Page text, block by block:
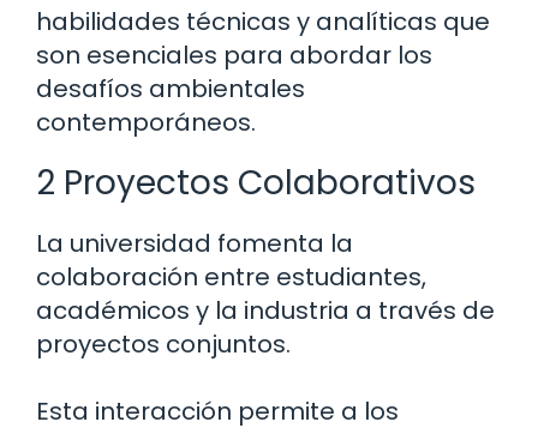
habilidades técnicas y analíticas que
son esenciales para abordar los
desafíos ambientales
contemporáneos.
2 Proyectos Colaborativos
La universidad fomenta la
colaboración entre estudiantes,
académicos y la industria a través de
proyectos conjuntos.
Esta interacción permite a los